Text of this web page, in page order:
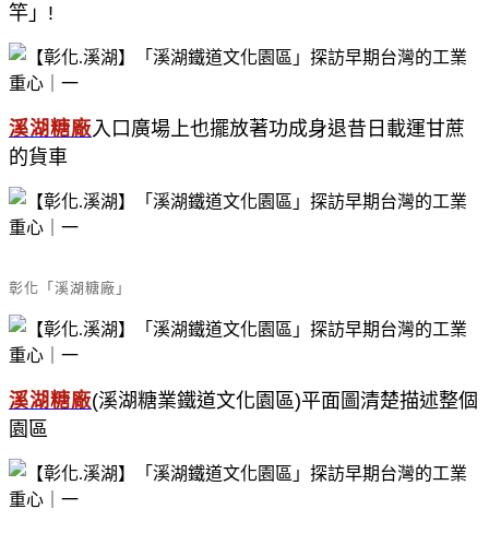
竿」!
溪湖糖廠 入口廣場上也擺放著功成身退昔日載運甘蔗
的貨車
彰化「溪湖糖廠」
溪湖糖廠(溪湖糖業鐵道文化園區)平面圖清楚描述整個
園區